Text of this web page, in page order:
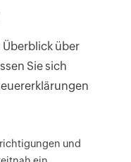
Überblick über
Sie sich
und
und